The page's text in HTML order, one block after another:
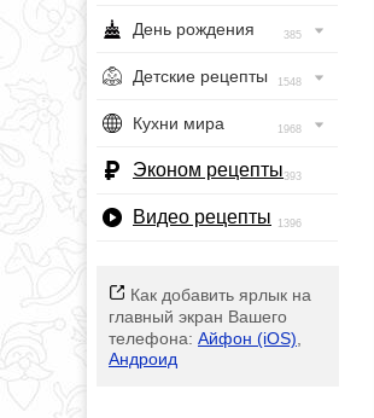
День рождения 385
Детские рецепты 1548
Кухни мира 1968
Эконом рецепты393
Видео рецепты 1396
Как добавить ярлык на
главный экран Вашего
телефона: Айфон (iOS)
Андроид